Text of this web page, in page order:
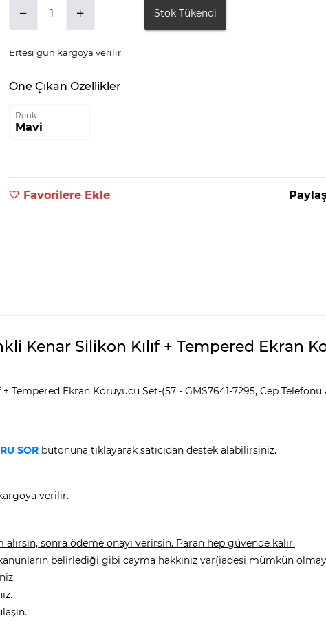
Stok Tükendi
Ertesi gün kargoya verilir.
Öne Çıkan Özellikler
Renk
Mavi
Favorilere Ekle
Kenar Silikon Kılıf + Tempered Ekran
Tempered Ekran Koruyucu Set-(57 - GMS7641-7295, Cep
SOR butonuna tıklayarak satıcıdan destek alabilirsiniz.
verilir.
sonra ödeme onayı verirsin. Paran hep güvende kalır.
belirlediği gibi cayma hakkınız var(iadesi mümkün